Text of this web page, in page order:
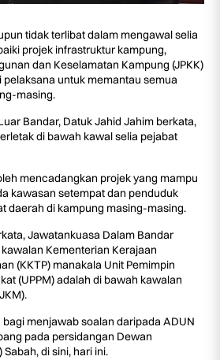
tidak terlibat dalam mengawal selia
projek infrastruktur kampung,
dan Keselamatan Kampung (JPKK)
untuk memantau semua
masing.
Bandar, Datuk Jahid Jahim berkata,
di bawah kawal selia pejabat
mencadangkan projek yang mampu
kawasan setempat dan penduduk
daerah di kampung masing-masing.
Jawatankuasa Dalam Bandar
Kementerian Kerajaan
(KKTP) manakala Unit Pemimpin
(UPPM) adalah di bawah kawalan
menjawab soalan daripada ADUN
pada persidangan Dewan
di sini, hari ini.